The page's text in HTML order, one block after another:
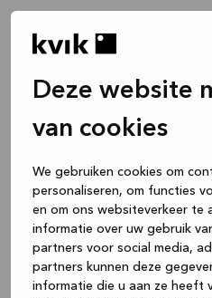
Deze website
van cookies
We gebruiken cookies om
personaliseren, om functies
en om ons websiteverkeer te
informatie over uw gebruik
partners voor social media,
partners kunnen deze
informatie die u aan ze heeft